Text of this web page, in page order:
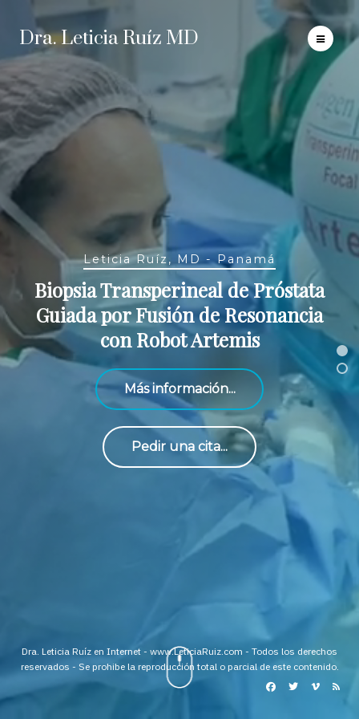
Dra. Leticia Ruíz MD
Leticia Ruíz, MD - Panamá
Biopsia Transperineal de Próstata
Guiada por Fusión de Resonancia
con Robot Artemis
Más información...
Pedir una cita...
Dra. Leticia Ruíz en Internet - www.LeticiaRuiz.com - Todos los derechos
reservados - Se prohibe la reproducción total o parcial de este contenido.